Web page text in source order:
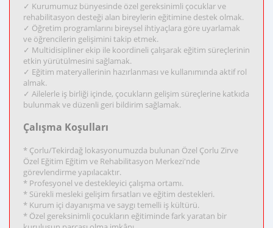
✓ Kurumumuz bünyesinde özel gereksinimli çocuklar ve
rehabilitasyon desteği alan bireylerin eğitimine destek olmak.
✓ Öğretim programlarını bireysel ihtiyaçlara göre uyarlamak
ve öğrencilerin gelişimini takip etmek.
✓ Multidisipliner ekip ile koordineli çalışarak eğitim süreçlerinin
etkin yürütülmesini sağlamak.
✓ Eğitim materyallerinin hazırlanması ve kullanımında aktif rol
almak.
✓ Ailelerle iş birliği içinde, çocukların gelişim süreçlerine katkıda
bulunmak ve düzenli geri bildirim sağlamak.
Çalışma Koşulları
* Çorlu/Tekirdağ lokasyonumuzda bulunan Özel Çorlu Zirve
Özel Eğitim Eğitim ve Rehabilitasyon Merkezi'nde
görevlendirme yapılacaktır.
* Profesyonel ve destekleyici çalışma ortamı.
* Sürekli mesleki gelişim fırsatları ve eğitim destekleri.
* Kurum içi dayanışma ve saygı temelli iş kültürü.
* Özel gereksinimli çocukların eğitiminde fark yaratan bir